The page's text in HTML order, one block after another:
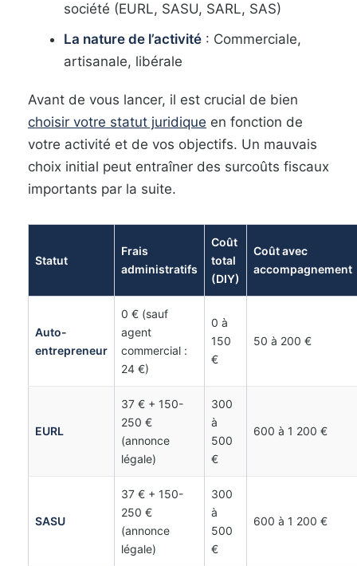
société (EURL, SASU, SARL, SAS)
La nature de l’activité : Commerciale,
artisanale, libérale
Avant de vous lancer, il est crucial de bien
choisir votre statut juridique en fonction de
votre activité et de vos objectifs. Un mauvais
choix initial peut entraîner des surcoûts fiscaux
importants par la suite.
Statut
Frais
administratifs
Coût
total
(DIY)
Coût avec
accompagnement
Auto-
entrepreneur
0 € (sauf
agent
commercial :
24 €)
0 à
150
€
50 à 200 €
EURL
37 € + 150-
250 €
(annonce
légale)
300
à
500
€
600 à 1 200 €
SASU
37 € + 150-
250 €
(annonce
légale)
300
à
500
€
600 à 1 200 €